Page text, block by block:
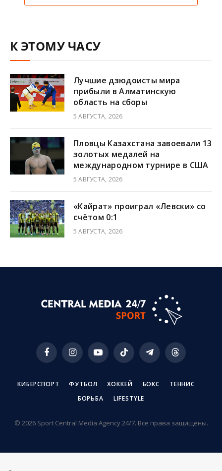
К ЭТОМУ ЧАСУ
Лучшие дзюдоисты мира
прибыли в Алматинскую
область на сборы
5 АВГУСТА, 2026
Пловцы Казахстана завоевали 13
золотых медалей на
международном турнире в США
5 АВГУСТА, 2026
«Кайрат» проиграл «Левски» со
счётом 0:1
5 АВГУСТА, 2026
FacebookInstagramYouTubeTikTok TelegramThreads
КИБЕРСПОРТ ФУТБОЛ ХОККЕЙ БОКС
ТЕННИС
БОРЬБА
LIFESTYLE
© 2026 Sport Central Media Agency 24/7. Все права защищены.